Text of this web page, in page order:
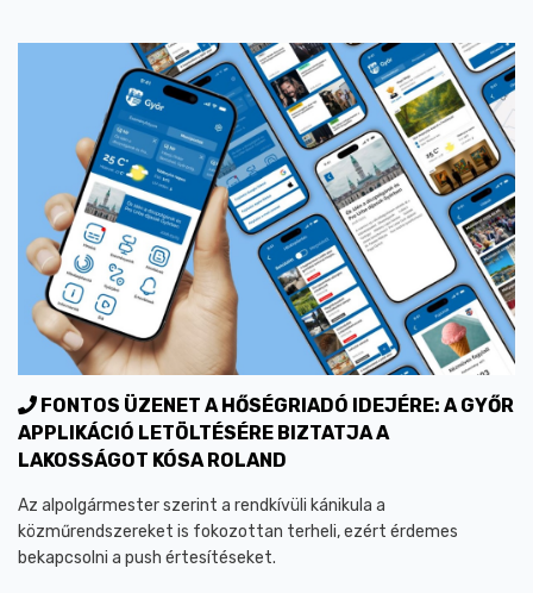
FONTOS ÜZENET A HŐSÉGRIADÓ IDEJÉRE: A GYŐR
APPLIKÁCIÓ LETÖLTÉSÉRE BIZTATJA A
LAKOSSÁGOT KÓSA ROLAND
Az alpolgármester szerint a rendkívüli kánikula a
közműrendszereket is fokozottan terheli, ezért érdemes
bekapcsolni a push értesítéseket.